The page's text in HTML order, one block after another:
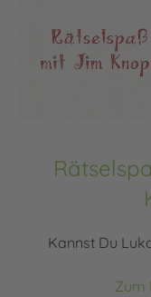
Kannst Du
Zum